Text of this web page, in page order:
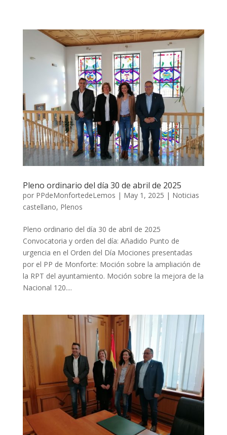
Pleno ordinario del día 30 de abril de 2025
por PPdeMonfortedeLemos | May 1, 2025 | Noticias
castellano, Plenos
Pleno ordinario del día 30 de abril de 2025
Convocatoria y orden del día: Añadido Punto de
urgencia en el Orden del Día Mociones presentadas
por el PP de Monforte: Moción sobre la ampliación de
la RPT del ayuntamiento. Moción sobre la mejora de la
Nacional 120....